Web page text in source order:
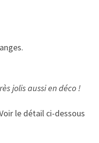
jolis aussi en déco !
le détail ci-dessous